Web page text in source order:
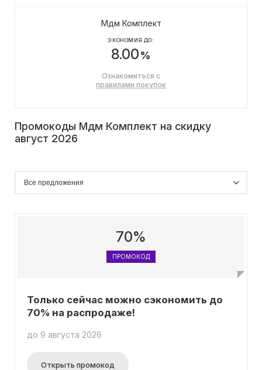
Мдм Комплект
ЭКОНОМИЯ ДО:
8.00%
Ознакомиться с
правилами покупок
Промокоды Мдм Комплект на скидку
август 2026
70%
ПРОМОКОД
Только сейчас можно сэкономить до
70% на распродаже!
до 9 августа 2026
Открыть промокод